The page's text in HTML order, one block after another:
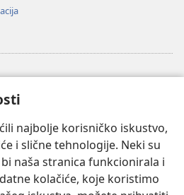
najbolje korisničko iskustvo,
i slične tehnologije. Neki su
naša stranica funkcionirala i
kolačiće, koje koristimo
Watchtower